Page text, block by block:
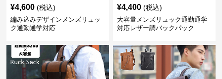
¥4,600 (税込)
編み込みデザインメンズリュッ
ク通勤通学対応
¥4,400 (税込)
大容量メンズリュック通勤通学
対応レザー調バックパック